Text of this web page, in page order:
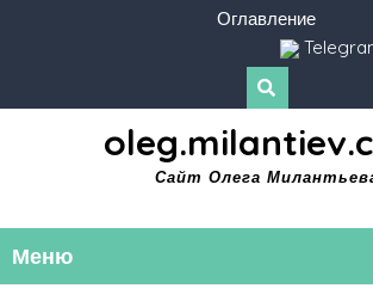
Оглавление
Сайт Олега
Меню